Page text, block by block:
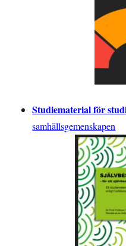
Studiematerial för
samhällsgemenskapen